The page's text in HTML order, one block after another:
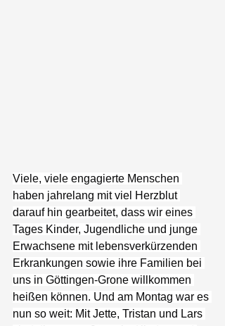
Viele, viele engagierte Menschen
haben jahrelang mit viel Herzblut
darauf hin gearbeitet, dass wir eines
Tages Kinder, Jugendliche und junge
Erwachsene mit lebensverkürzenden
Erkrankungen sowie ihre Familien bei
uns in Göttingen-Grone willkommen
heißen können. Und am Montag war es
nun so weit: Mit Jette, Tristan und Lars